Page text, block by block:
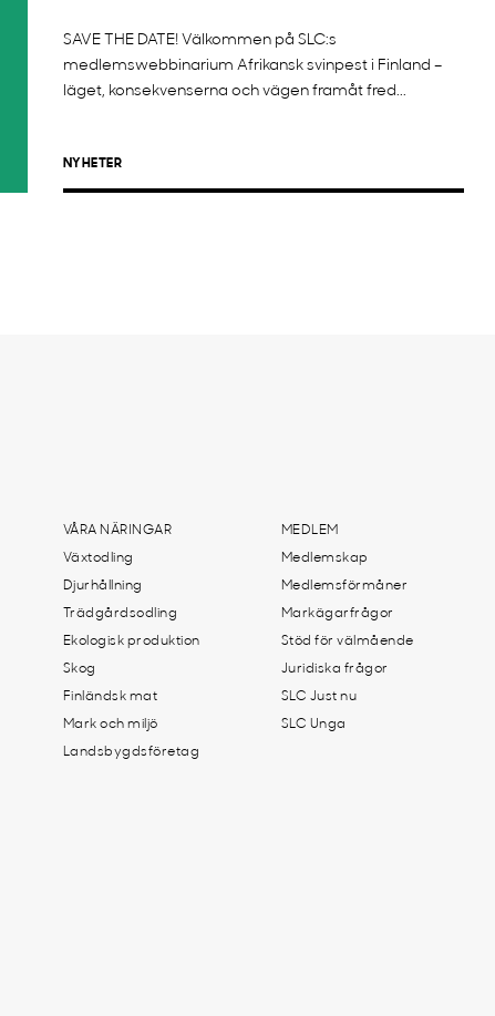
SAVE THE DATE! Välkommen på SLC:s
medlemswebbinarium Afrikansk svinpest i Finland –
läget, konsekvenserna och vägen framåt fred...
NYHETER
VÅRA NÄRINGAR
Växtodling
Djurhållning
Trädgårdsodling
Ekologisk produktion
Skog
Finländsk mat
Mark och miljö
Landsbygdsföretag
MEDLEM
Medlemskap
Medlemsförmåner
Markägarfrågor
Stöd för välmående
Juridiska frågor
SLC Just nu
SLC Unga